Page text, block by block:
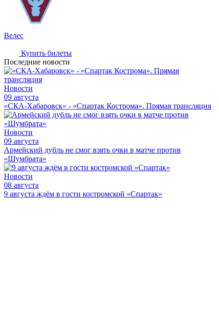
Велес
Купить билеты
Последние новости
Новости
09 августа
«СКА-Хабаровск» - «Спартак Кострома». Прямая трансляция
Новости
09 августа
Армейский дубль не смог взять очки в матче против
«Шумбрата»
Новости
08 августа
9 августа ждём в гости костромской «Спартак»